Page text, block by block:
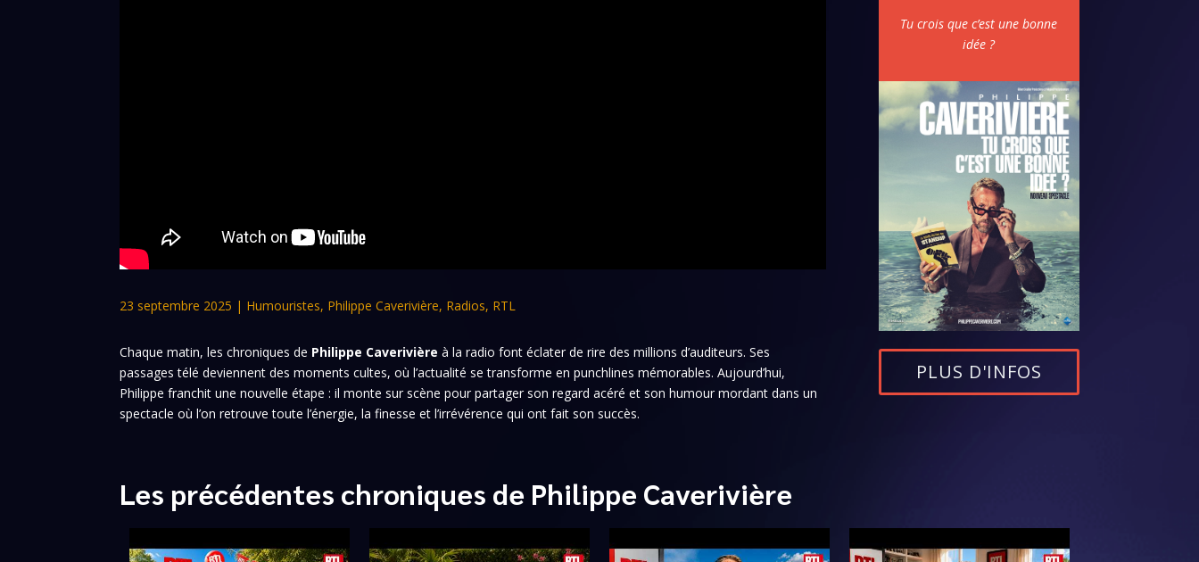
23 septembre 2025 | Humouristes, Philippe Caverivière, Radios, RTL
Chaque matin, les chroniques de Philippe Caverivière à la radio font éclater de rire des millions d’auditeurs. Ses
passages télé deviennent des moments cultes, où l’actualité se transforme en punchlines mémorables. Aujourd’hui,
Philippe franchit une nouvelle étape : il monte sur scène pour partager son regard acéré et son humour mordant dans un
spectacle où l’on retrouve toute l’énergie, la finesse et l’irrévérence qui ont fait son succès.
Tu crois que c’est une bonne
idée ?
PLUS D'INFOS
Les précédentes chroniques de Philippe Caverivière